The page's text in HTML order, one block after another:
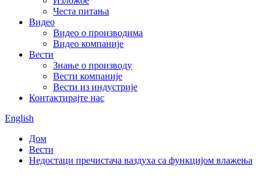
Честа питања
Видео
Видео о производима
Видео компаније
Вести
Знање о производу
Вести компаније
Вести из индустрије
Контактирајте нас
English
Дом
Вести
Недостаци пречистача ваздуха са функцијом влажења